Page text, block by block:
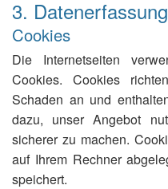
3.
Cookies
Die Internetseiten
Cookies. Cookies
Schaden an und
dazu, unser Angebot
sicherer zu machen.
auf Ihrem Rechner
speichert.